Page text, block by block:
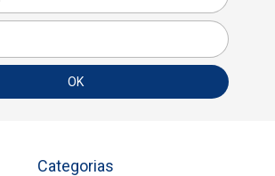
Categorias